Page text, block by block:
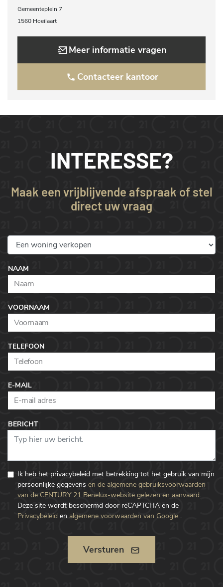
Gemeenteplein 7
1560 Hoeilaart
Meer informatie vragen
Contacteer kantoor
INTERESSE?
Maak een vrijblijvende afspraak of stel
direct uw vraag
NAAM
VOORNAAM
TELEFOON
E-MAIL
BERICHT
Ik heb het privacybeleid met betrekking tot het gebruik van mijn
persoonlijke gegevens en de algemene gebruiksvoorwaarden
van de CENTURY 21 Benelux-website gelezen en aanvaard.
Deze site wordt beschermd door reCAPTCHA en de
Privacybeleid en algemene voorwaarden van Google .
Versturen